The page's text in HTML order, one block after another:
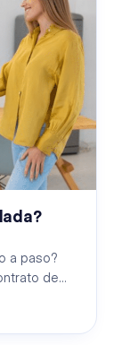
a paso?
de
el